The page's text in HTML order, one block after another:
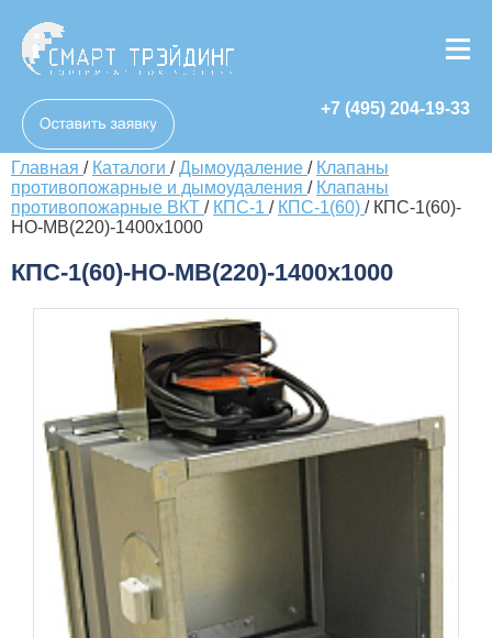
+7 (495) 204-19-33
Главная / Каталоги /Дымоудаление / Клапаны
противопожарные и дымоудаления / Клапаны
противопожарные ВКТ / КПС-1 / КПС-1(60) / КПС-1(60)-
НО-МВ(220)-1400х1000
КПС-1(60)-НО-МВ(220)-1400х1000